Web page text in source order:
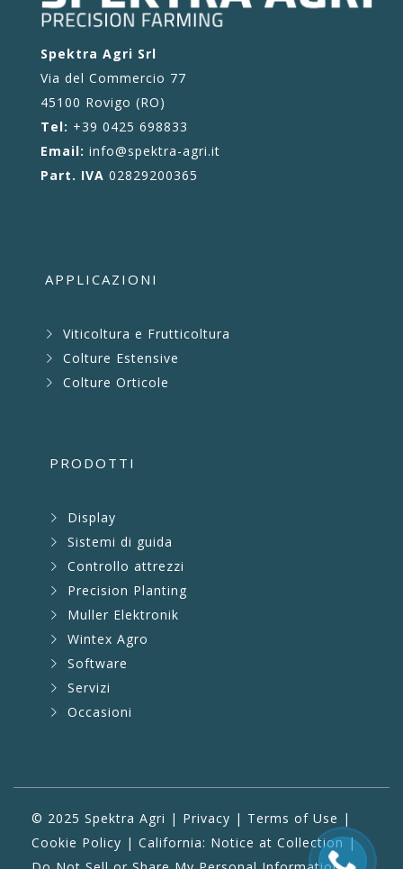
Spektra Agri Srl
Via del Commercio 77
45100 Rovigo (RO)
Tel: +39 0425 698833
Email: info@spektra-agri.it
Part. IVA 02829200365
APPLICAZIONI
Viticoltura e Frutticoltura
Colture Estensive
Colture Orticole
PRODOTTI
Display
Sistemi di guida
Controllo attrezzi
Precision Planting
Muller Elektronik
Wintex Agro
Software
Servizi
Occasioni
© 2025 Spektra Agri | Privacy | Terms of Use |
Cookie Policy | California: Notice at Collection|